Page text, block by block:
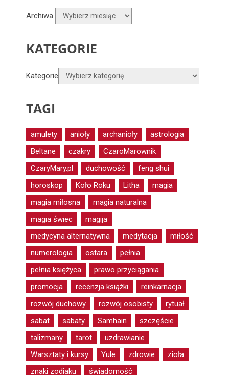
Archiwa
KATEGORIE
Kategorie
TAGI
amulety anioły archanioły
astrologia
Beltane
czakry
CzaroMarownik
CzaryMary.pl
duchowość
feng shui
horoskop
Koło Roku Litha
magia
magia miłosna
magia naturalna
magia świec
magija
medycyna alternatywna
medytacja
miłość
numerologia
ostara
pełnia
pełnia księżyca
prawo przyciągania
promocja
recenzja książki
reinkarnacja
rozwój duchowy
rozwój osobisty
rytuał
sabat
sabaty Samhain
szczęście
talizmany
tarot
uzdrawianie
Warsztaty i kursy
Yule zdrowie
zioła
znaki zodiaku
świadomość